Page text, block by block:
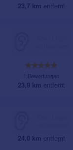
23,7 km entfernt
1 Bewertungen
23,9 km entfernt
24,0 km entfernt